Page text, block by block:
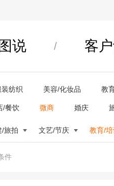
说 / 客
装纺织 美容/化妆品 教
/餐饮 微商 婚庆
/旅拍 文艺/节庆 教育/培
件